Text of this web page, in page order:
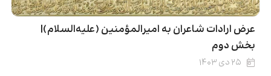
عرض ارادات شاعران به امیرالمؤمنین (علیه‌السلام)|
بخش دوم
۲۵ دی ۱۴۰۳